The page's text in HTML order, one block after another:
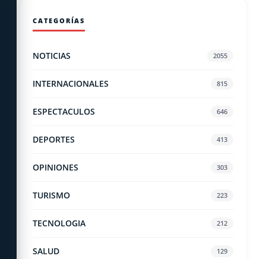
CATEGORÍAS
NOTICIAS 2055
INTERNACIONALES 815
ESPECTACULOS 646
DEPORTES 413
OPINIONES 303
TURISMO 223
TECNOLOGIA 212
SALUD 129